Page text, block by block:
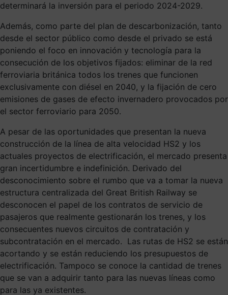
determinará la inversión para el periodo 2024-2029.
Además, como parte del plan de descarbonización, tanto
desde el sector público como desde el privado se está
poniendo el foco en innovación y tecnología para la
consecución de los objetivos fijados: eliminar de la red
ferroviaria británica todos los trenes que funcionen
exclusivamente con diésel en 2040, y la fijación de cero
emisiones de gases de efecto invernadero provocados por
el sector ferroviario para 2050.
A pesar de las oportunidades que presentan la nueva
construcción de la línea de alta velocidad HS2 y los
actuales proyectos de electrificación, el mercado presenta
gran incertidumbre e indefinición. Derivado del
desconocimiento sobre el rumbo que va a tomar la nueva
estructura centralizada del Great British Railway se
desconocen el papel de los contratos de servicio de
pasajeros que realmente gestionarán los trenes, y los
consecuentes nuevos circuitos de contratación y
subcontratación en el mercado. Las rutas de HS2 se están
acortando y se están reduciendo los presupuestos de
electrificación. Tampoco se conoce la cantidad de trenes
que se van a adquirir tanto para las nuevas líneas como
para las ya existentes.